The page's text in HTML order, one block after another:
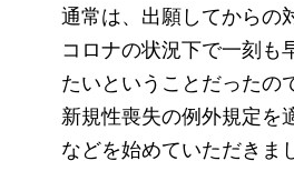
通常は、出願してからの
コロナの状況下で一刻も
たいということだったの
新規性喪失の例外規定を
などを始めていただきま